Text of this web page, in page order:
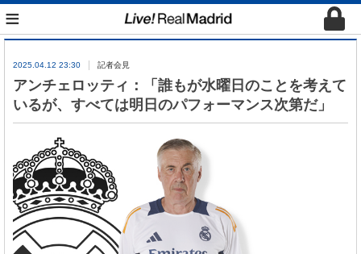
≡
2025.04.12 23:30 記者会見
アンチェロッティ：「誰もが水曜日のことを考えて
いるが、すべては明日のパフォーマンス次第だ」